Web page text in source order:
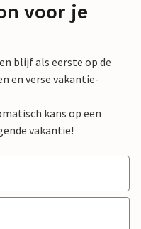
voor je
blijf als eerste op de
en verse vakantie-
kans op een
vakantie!